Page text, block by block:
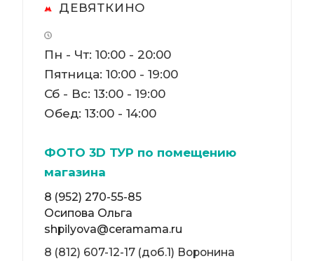
ДЕВЯТКИНО
Пн - Чт: 10:00 - 20:00
Пятница: 10:00 - 19:00
Сб - Вс: 13:00 - 19:00
Обед: 13:00 - 14:00
ФОТО 3D ТУР по помещению
магазина
8 (952) 270-55-85
Осипова Ольга
shpilyova@ceramama.ru
8 (812) 607-12-17 (доб.1) Воронина